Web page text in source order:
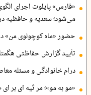
«فارس» پایلوت اجرای
می‌شود؛ سعدیه و حافظیه
حضور «ماه کوچولوی من» در
تأیید گزارش حفاظتی
درام خانوادگی و مسئله
«مو به مو»؛ مر ثیه ای بر